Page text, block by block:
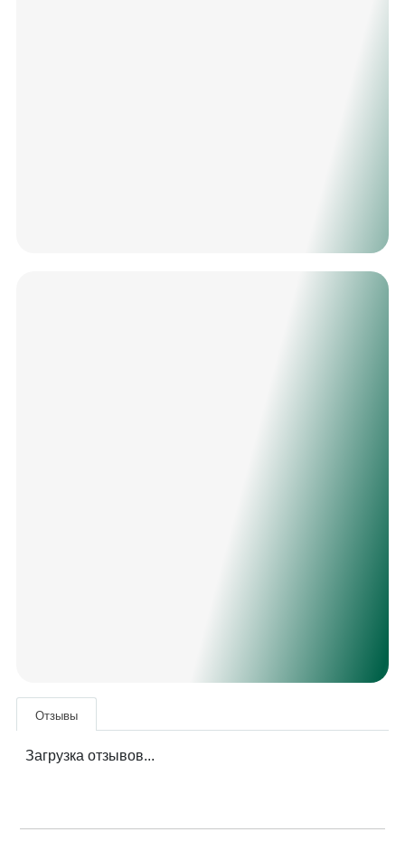
Отзывы
Загрузка отзывов...